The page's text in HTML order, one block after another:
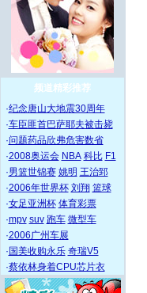
频道精彩推荐
·纪念唐山大地震30周年
·车臣匪首巴萨耶夫被击毙
·问题药品欣弗危害数省
·2008奥运会 NBA 科比 F1
·男篮世锦赛 姚明 王治郅
·2006年世界杯 刘翔 篮球
·女足亚洲杯 体育彩票
·mpv suv 跑车 微型车
·2006广州车展
· 国美收购永乐 奇瑞V5
·蔡依林身着CPU芯片衣